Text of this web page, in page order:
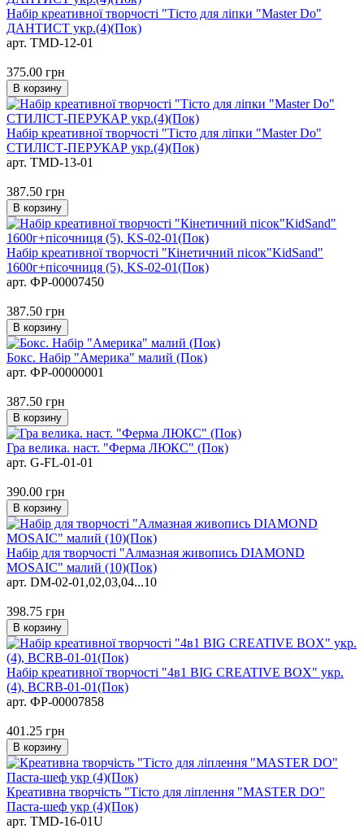
Набір креативної творчості "Тісто для ліпки "Master Do"
ДАНТИСТ укр.(4)(Пок)
арт. TMD-12-01
375.00 грн
В корзину
Набір креативної творчості "Тісто для ліпки "Master Do"
СТИЛІСТ-ПЕРУКАР укр.(4)(Пок)
арт. TMD-13-01
387.50 грн
В корзину
Набір креативної творчості "Кінетичний пісок"KidSand"
1600г+пісочниця (5), KS-02-01(Пок)
арт. ФР-00007450
387.50 грн
В корзину
Бокс. Набір "Америка" малий (Пок)
арт. ФР-00000001
387.50 грн
В корзину
Гра велика. наст. "Ферма ЛЮКС" (Пок)
арт. G-FL-01-01
390.00 грн
В корзину
Набір для творчості "Алмазная живопись DIAMOND
MOSAIC" малий (10)(Пок)
арт. DM-02-01,02,03,04...10
398.75 грн
В корзину
Набір креативної творчості "4в1 BIG CREATIVE BOX" укр.
(4), BCRB-01-01(Пок)
арт. ФР-00007858
401.25 грн
В корзину
Креативна творчість "Тісто для ліплення "MASTER DO"
Паста-шеф укр (4)(Пок)
арт. TMD-16-01U